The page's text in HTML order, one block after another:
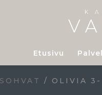
Etusivu
/ OLIVIA 3-